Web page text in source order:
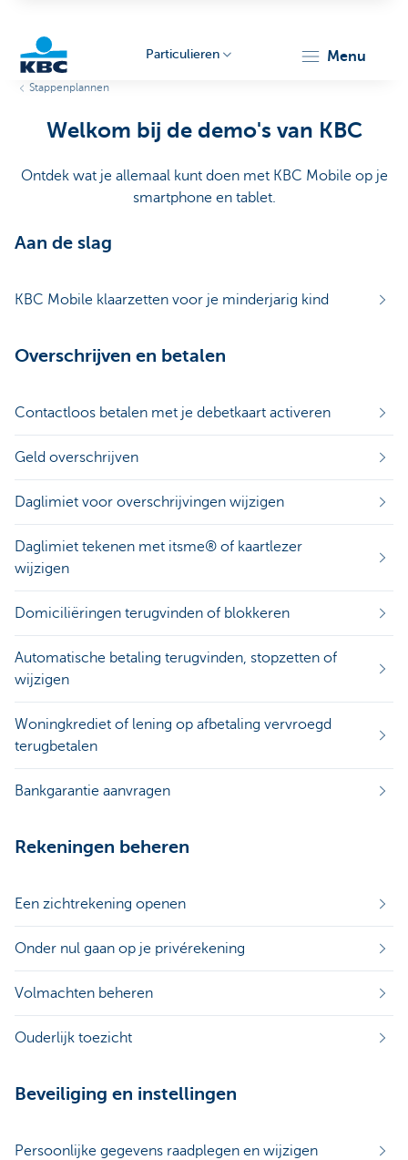
Particulieren menu
Stappenplannen
Welkom bij de demo's van KBC
Ontdek wat je allemaal kunt doen met KBC Mobile op je
smartphone en tablet.
Aan de slag
KBC Mobile klaarzetten voor je minderjarig kind
Overschrijven en betalen
Contactloos betalen met je debetkaart activeren
Geld overschrijven
Daglimiet voor overschrijvingen wijzigen
Daglimiet tekenen met itsme® of kaartlezer
wijzigen
Domiciliëringen terugvinden of blokkeren
Automatische betaling terugvinden, stopzetten of
wijzigen
Woningkrediet of lening op afbetaling vervroegd
terugbetalen
Bankgarantie aanvragen
Rekeningen beheren
Een zichtrekening openen
Onder nul gaan op je privérekening
Volmachten beheren
Ouderlijk toezicht
Beveiliging en instellingen
Persoonlijke gegevens raadplegen en wijzigen